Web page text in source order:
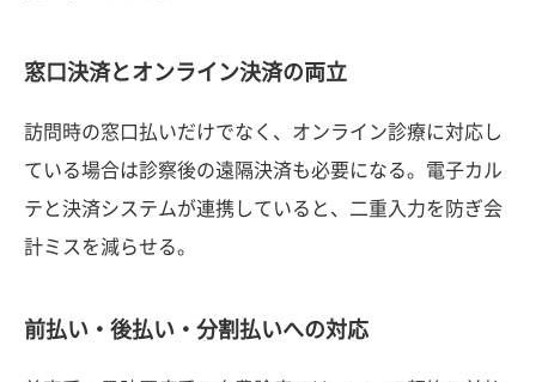
窓口決済とオンライン決済の両立
訪問時の窓口払いだけでなく、オンライン診療に対応し
ている場合は診察後の遠隔決済も必要になる。電子カル
テと決済システムが連携していると、二重入力を防ぎ会
計ミスを減らせる。
前払い・後払い・分割払いへの対応